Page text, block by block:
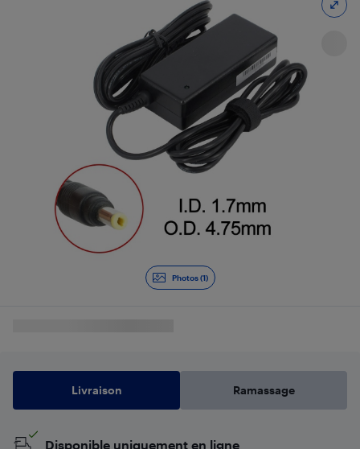
Photos (1)
Livraison Ramassage
Disponible uniquement en ligne